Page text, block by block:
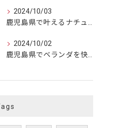
2024/10/03
鹿児島県で叶えるナチュラルリフォーム：自然美と快適空間の融合
2024/10/02
鹿児島県でベランダを快適リフォーム！成功の秘訣とおうちの変身